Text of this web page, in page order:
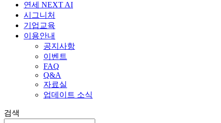
연세 NEXT AI
시그니처
기업교육
이용안내
공지사항
이벤트
FAQ
Q&A
자료실
업데이트 소식
검색